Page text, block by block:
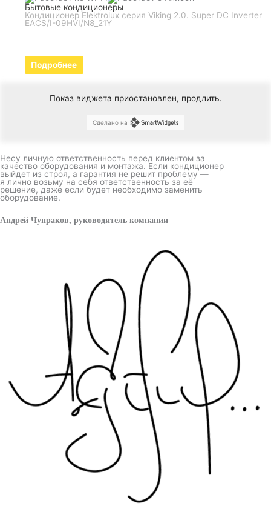
Бытовые кондиционеры
Кондиционер Elektrolux серия Viking 2.0. Super DC Inverter
EACS/I-09HVI/N8_21Y
Подробнее
Показ виджета приостановлен, продлить.
Сделано на
Несу личную ответственность перед клиентом за
качество оборудования и монтажа. Если кондиционер
выйдет из строя, а гарантия не решит проблему —
я лично возьму на себя ответственность за её
решение, даже если будет необходимо заменить
оборудование.
Андрей Чупраков, руководитель компании